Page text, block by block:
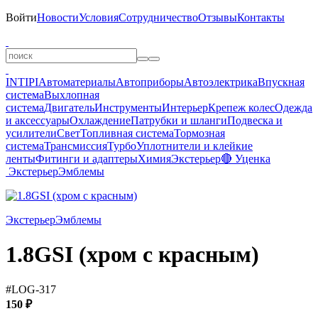
ВойтиНовостиУсловияСотрудничествоОтзывыКонтакты
INTIPIАвтоматериалыАвтоприборыАвтоэлектрикаВпускная
системаВыхлопная
системаДвигательИнструментыИнтерьерКрепеж колесОдежда
и аксессуарыОхлаждениеПатрубки и шлангиПодвеска и
усилителиСветТопливная системаТормозная
системаТрансмиссияТурбоУплотнители и клейкие
лентыФитинги и адаптерыХимияЭкстерьер🔴 Уценка
ЭкстерьерЭмблемы
ЭкстерьерЭмблемы
1.8GSI (хром с красным)
#LOG-317
150 ₽